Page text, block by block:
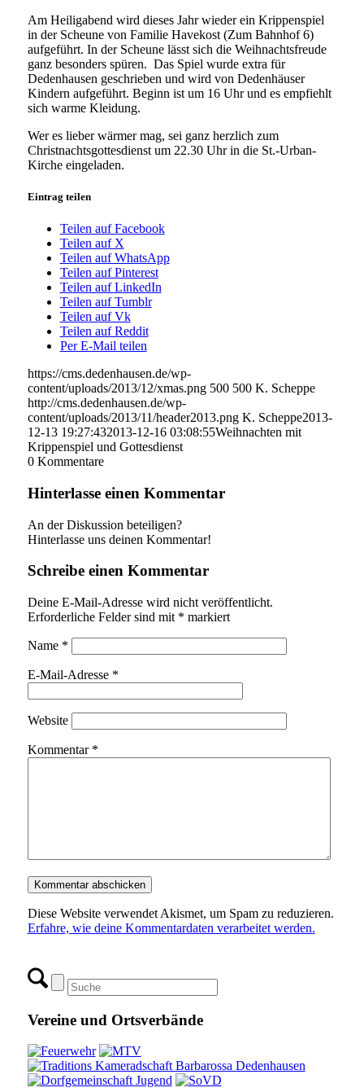
Am Heiligabend wird dieses Jahr wieder ein Krippenspiel
in der Scheune von Familie Havekost (Zum Bahnhof 6)
aufgeführt. In der Scheune lässt sich die Weihnachtsfreude
ganz besonders spüren. Das Spiel wurde extra für
Dedenhausen geschrieben und wird von Dedenhäuser
Kindern aufgeführt. Beginn ist um 16 Uhr und es empfiehlt
sich warme Kleidung.
Wer es lieber wärmer mag, sei ganz herzlich zum
Christnachtsgottesdienst um 22.30 Uhr in die St.-Urban-
Kirche eingeladen.
Eintrag teilen
Teilen auf Facebook
Teilen auf X
Teilen auf WhatsApp
Teilen auf Pinterest
Teilen auf LinkedIn
Teilen auf Tumblr
Teilen auf Vk
Teilen auf Reddit
Per E-Mail teilen
https://cms.dedenhausen.de/wp-
content/uploads/2013/12/xmas.png 500 500 K. Scheppe
http://cms.dedenhausen.de/wp-
content/uploads/2013/11/header2013.png K. Scheppe2013-
12-13 19:27:432013-12-16 03:08:55Weihnachten mit
Krippenspiel und Gottesdienst
0 Kommentare
Hinterlasse einen Kommentar
An der Diskussion beteiligen?
Hinterlasse uns deinen Kommentar!
Schreibe einen Kommentar
Deine E-Mail-Adresse wird nicht veröffentlicht.
Erforderliche Felder sind mit * markiert
Name *
E-Mail-Adresse *
Website
Kommentar *
Diese Website verwendet Akismet, um Spam zu reduzieren.
Erfahre, wie deine Kommentardaten verarbeitet werden.
Vereine und Ortsverbände